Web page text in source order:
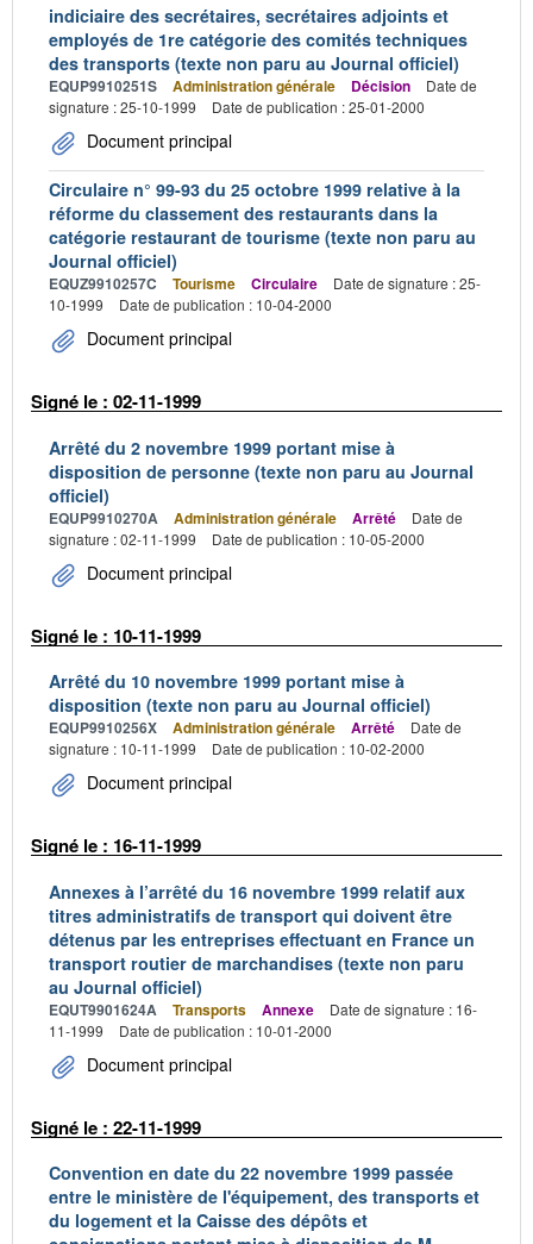
indiciaire des secrétaires, secrétaires adjoints et
employés de 1re catégorie des comités techniques
des transports (texte non paru au Journal officiel)
EQUP9910251S Administration générale Décision
Date de
signature : 25-10-1999
Date de publication : 25-01-2000
Document principal
Circulaire n° 99-93 du 25 octobre 1999 relative à la
réforme du classement des restaurants dans la
catégorie restaurant de tourisme (texte non paru au
Journal officiel)
EQUZ9910257C Tourisme Circulaire
Date de signature : 25-
10-1999
Date de publication : 10-04-2000
Document principal
Signé le : 02-11-1999
Arrêté du 2 novembre 1999 portant mise à
disposition de personne (texte non paru au Journal
officiel)
EQUP9910270A Administration générale Arrêté
Date de
signature : 02-11-1999
Date de publication : 10-05-2000
Document principal
Signé le : 10-11-1999
Arrêté du 10 novembre 1999 portant mise à
disposition (texte non paru au Journal officiel)
EQUP9910256X Administration générale Arrêté
Date de
signature : 10-11-1999
Date de publication : 10-02-2000
Document principal
Signé le : 16-11-1999
Annexes à l’arrêté du 16 novembre 1999 relatif aux
titres administratifs de transport qui doivent être
détenus par les entreprises effectuant en France un
transport routier de marchandises (texte non paru
au Journal officiel)
EQUT9901624A Transports Annexe
Date de signature : 16-
11-1999
Date de publication : 10-01-2000
Document principal
Signé le : 22-11-1999
Convention en date du 22 novembre 1999 passée
entre le ministère de l'équipement, des transports et
du logement et la Caisse des dépôts et